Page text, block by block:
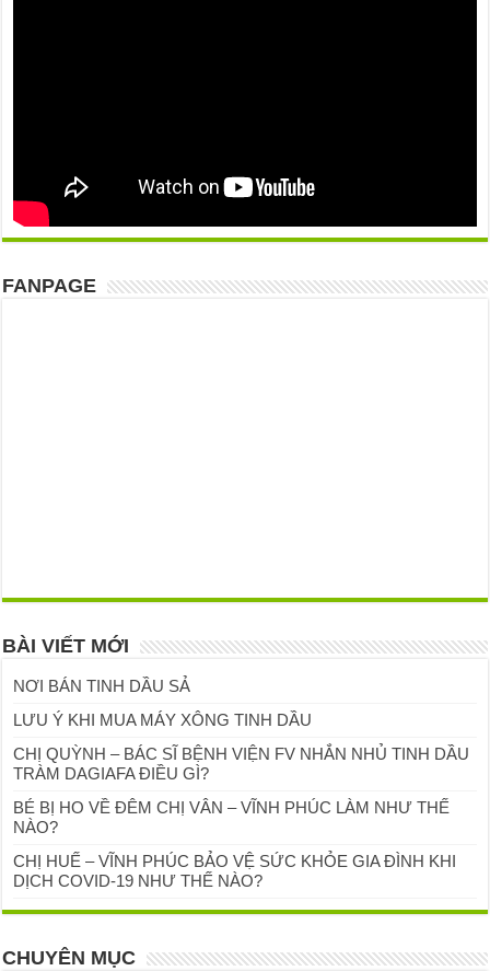
FANPAGE
BÀI VIẾT MỚI
NƠI BÁN TINH DẦU SẢ
LƯU Ý KHI MUA MÁY XÔNG TINH DẦU
CHỊ QUỲNH – BÁC SĨ BỆNH VIỆN FV NHẮN NHỦ TINH DẦU
TRÀM DAGIAFA ĐIỀU GÌ?
BÉ BỊ HO VỀ ĐÊM CHỊ VÂN – VĨNH PHÚC LÀM NHƯ THẾ
NÀO?
CHỊ HUẾ – VĨNH PHÚC BẢO VỆ SỨC KHỎE GIA ĐÌNH KHI
DỊCH COVID-19 NHƯ THẾ NÀO?
CHUYÊN MỤC